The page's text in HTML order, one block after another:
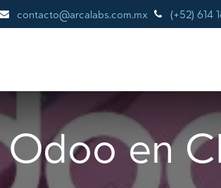
contacto@arcalabs.com.mx (+52) 614
en